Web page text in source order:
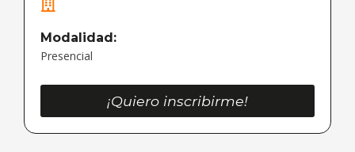
Modalidad:
Presencial
¡Quiero inscribirme!